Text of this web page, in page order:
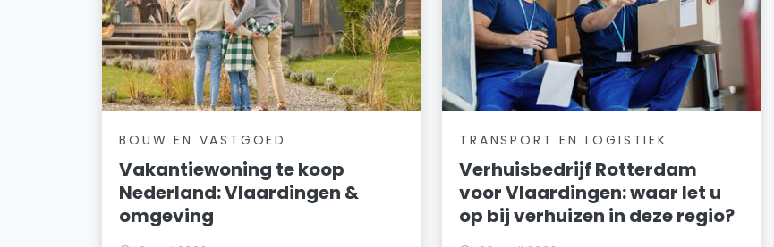
BOUW EN VASTGOED
Vakantiewoning te koop
Nederland: Vlaardingen &
omgeving
TRANSPORT EN LOGISTIEK
Verhuisbedrijf Rotterdam
voor Vlaardingen: waar let u
op bij verhuizen in deze regio?